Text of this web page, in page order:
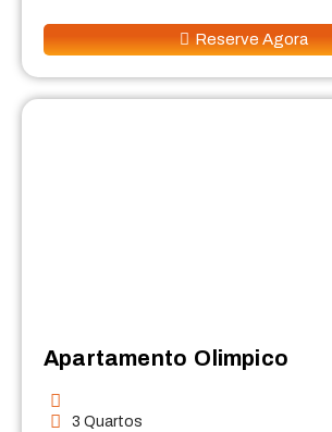
Reserve Agora
Apartamento Olimpico
3 Quartos